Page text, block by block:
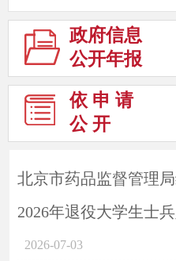
政府信息
公开年报
依 申 请
公 开
北京市药品监督管理
2026年退役大学生士
2026-07-03